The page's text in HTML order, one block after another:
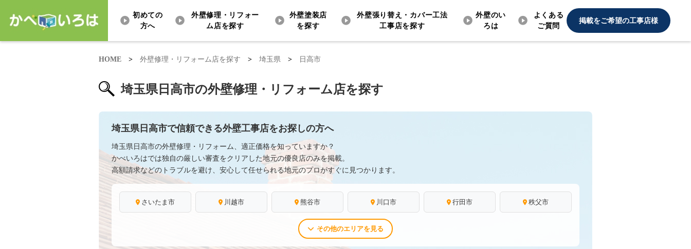
初めての
方へ
外壁修理・リフォー
ム店を探す
外壁塗装店
を探す
外壁張り替え・カバー工法
工事店を探す
外壁のい
ろは
よくある
ご質問
掲載をご希望の工事店様
HOME > 外壁修理・リフォーム店を探す > 埼玉県 > 日高市
埼玉県日高市の外壁修理・リフォーム店を探す
埼玉県日高市で信頼できる外壁工事店をお探しの方へ
埼玉県日高市の外壁修理・リフォーム、適正価格を知っていますか？
かべいろはでは独自の厳しい審査をクリアした地元の優良店のみを掲載。
高額請求などのトラブルを避け、安心して任せられる地元のプロがすぐに見つかります。
さいたま市 川越市 熊谷市 川口市 行田市 秩父市
その他のエリアを見る